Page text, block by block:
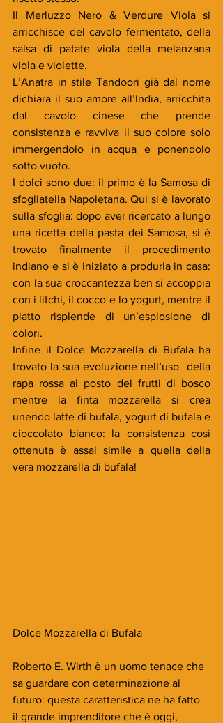
Il Merluzzo Nero & Verdure Viola si
arricchisce del cavolo fermentato, della
salsa di patate viola della melanzana
viola e violette.
L’Anatra in stile Tandoori già dal nome
dichiara il suo amore all’India, arricchita
dal cavolo cinese che prende
consistenza e ravviva il suo colore solo
immergendolo in acqua e ponendolo
sotto vuoto.
I dolci sono due: il primo è la Samosa di
sfogliatella Napoletana. Qui si è lavorato
sulla sfoglia: dopo aver ricercato a lungo
una ricetta della pasta dei Samosa, si è
trovato finalmente il procedimento
indiano e si è iniziato a produrla in casa:
con la sua croccantezza ben si accoppia
con i litchi, il cocco e lo yogurt, mentre il
piatto risplende di un’esplosione di
colori.
Infine il Dolce Mozzarella di Bufala ha
trovato la sua evoluzione nell’uso  della
rapa rossa al posto dei frutti di bosco
mentre la finta mozzarella si crea
unendo latte di bufala, yogurt di bufala e
cioccolato bianco: la consistenza così
ottenuta è assai simile a quella della
vera mozzarella di bufala!
Dolce Mozzarella di Bufala
Roberto E. Wirth è un uomo tenace che
sa guardare con determinazione al
futuro: questa caratteristica ne ha fatto
il grande imprenditore che è oggi,